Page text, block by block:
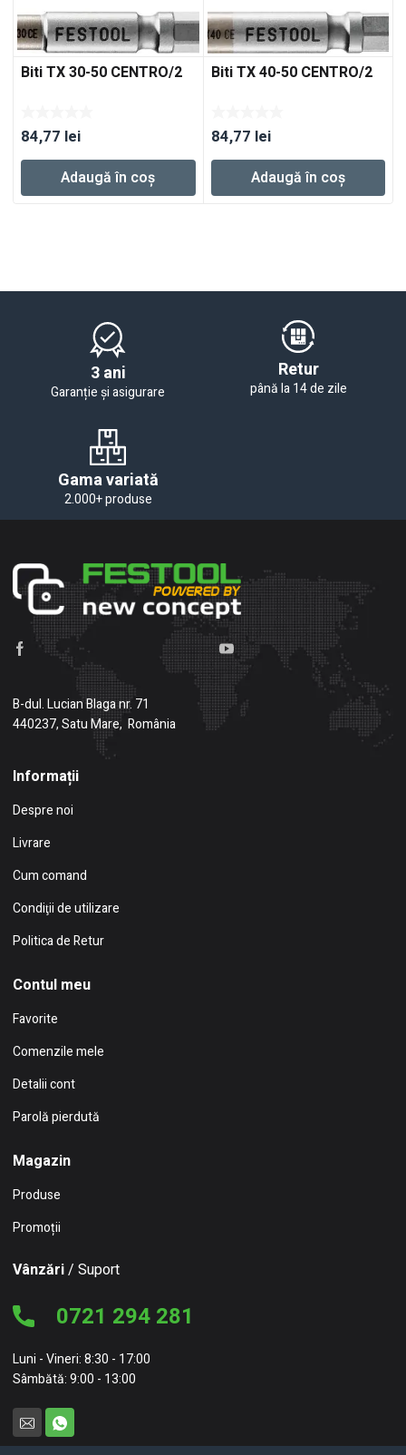
Biti TX 30-50 CENTRO/2
84,77 lei
Adaugă în coș
Biti TX 40-50 CENTRO/2
84,77 lei
Adaugă în coș
3 ani
Garanție și asigurare
Retur
până la 14 de zile
Gama variată
2.000+ produse
B-dul. Lucian Blaga nr. 71
440237, Satu Mare, România
Informații
Despre noi
Livrare
Cum comand
Condiţii de utilizare
Politica de Retur
Contul meu
Favorite
Comenzile mele
Detalii cont
Parolă pierdută
Magazin
Produse
Promoții
Vânzări/ Suport
0721 294 281
Luni - Vineri: 8:30 - 17:00
Sâmbătă: 9:00 - 13:00